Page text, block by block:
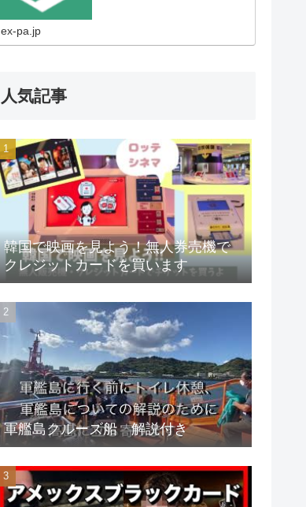
ex-pa.jp
人気記事
韓国で映画を見よう！無人券売機で
クレジットカードを買います
軍艦島クルーズ船 解説付き